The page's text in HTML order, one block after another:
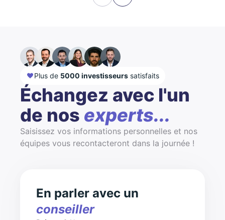
Plus de 5000 investisseurs satisfaits
Échangez avec l'un
de nos experts...
Saisissez vos informations personnelles et nos
équipes vous recontacteront dans la journée !
En parler avec un
conseiller